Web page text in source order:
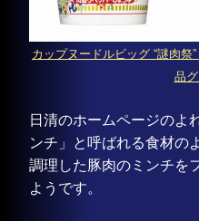
カップヌードルビッグ “謎肉祭
品
日清のホームページのよ
ンチ」と呼ばれる食材の
調理した豚肉のミンチを
ようです。